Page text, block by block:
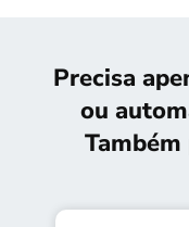
Precisa
ou